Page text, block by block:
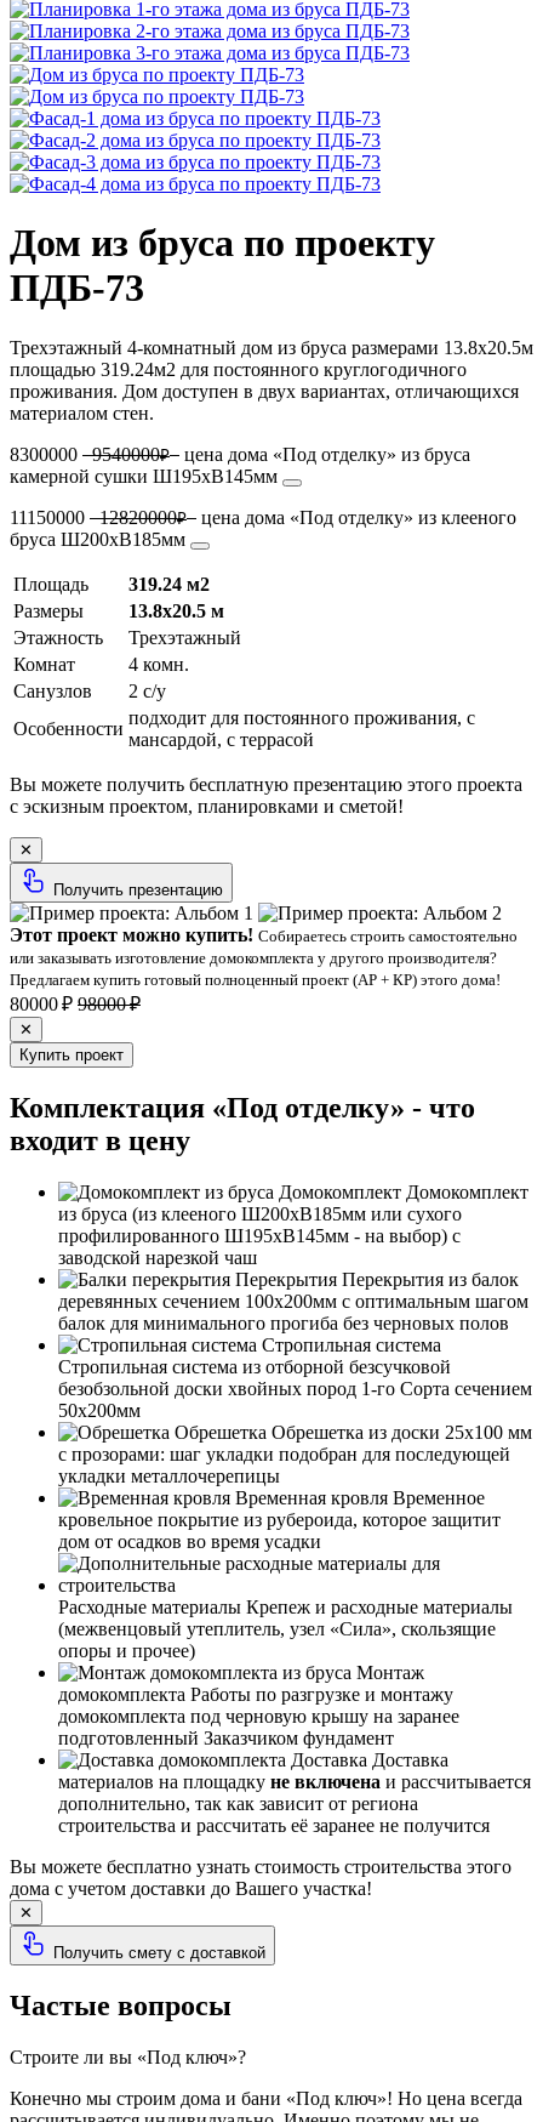
Дом из бруса по проекту
ПДБ-73
Трехэтажный 4-комнатный дом из бруса размерами 13.8х20.5м
площадью 319.24м2 для постоянного круглогодичного
проживания. Дом доступен в двух вариантах, отличающихся
материалом стен.
8300000 9540000₽
цена дома «Под отделку» из бруса
камерной сушки Ш195хВ145мм
11150000 12820000₽
цена дома «Под отделку» из клееного
бруса Ш200хВ185мм
Площадь
319.24 м2
Размеры
13.8х20.5 м
Этажность
Трехэтажный
Комнат
4 комн.
Санузлов
2 с/у
Особенности
подходит для постоянного проживания, с
мансардой, с террасой
Вы можете получить бесплатную презентацию этого проекта
с эскизным проектом, планировками и сметой!
✕
Получить презентацию
Этот проект можно купить! Собираетесь строить самостоятельно
или заказывать изготовление домокомплекта у другого производителя?
Предлагаем купить готовый полноценный проект (АР + КР) этого дома!
80000 ₽ 98000 ₽
✕
Купить проект
Комплектация «Под отделку» - что
входит в цену
Домокомплект Домокомплект
из бруса (из клееного Ш200хВ185мм или сухого
профилированного Ш195хВ145мм - на выбор) с
заводской нарезкой чаш
Перекрытия Перекрытия из балок
деревянных сечением 100х200мм с оптимальным шагом
балок для минимального прогиба без черновых полов
Стропильная система
Стропильная система из отборной безсучковой
безобзольной доски хвойных пород 1-го Сорта сечением
50х200мм
Обрешетка Обрешетка из доски 25х100 мм
с прозорами: шаг укладки подобран для последующей
укладки металлочерепицы
Временная кровля Временное
кровельное покрытие из рубероида, которое защитит
дом от осадков во время усадки
Расходные материалы Крепеж и расходные материалы
(межвенцовый утеплитель, узел «Сила», скользящие
опоры и прочее)
Монтаж
домокомплекта Работы по разгрузке и монтажу
домокомплекта под черновую крышу на заранее
подготовленный Заказчиком фундамент
Доставка Доставка
материалов на площадку не включена и рассчитывается
дополнительно, так как зависит от региона
строительства и рассчитать её заранее не получится
Вы можете бесплатно узнать стоимость строительства этого
дома с учетом доставки до Вашего участка!
✕
Получить смету с доставкой
Частые вопросы
Строите ли вы «Под ключ»?
Конечно мы строим дома и бани «Под ключ»! Но цена всегда